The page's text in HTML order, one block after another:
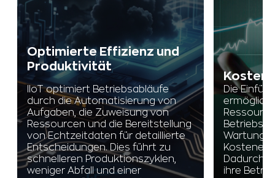
Optimierte Effizienz und
Produktivität
IIoT optimiert Betriebsabläufe
durch die Automatisierung von
Aufgaben, die Zuweisung von
Ressourcen und die Bereitstellung
von Echtzeitdaten für detaillierte
Entscheidungen. Dies führt zu
schnelleren Produktionszyklen,
weniger Abfall und einer
Die
Wartung,
Dadurch
ihre